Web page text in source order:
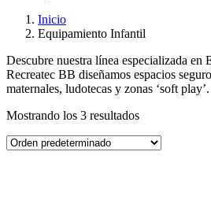
Inicio
Equipamiento Infantil
Descubre nuestra línea especializada
Recreatec BB diseñamos espacios
maternales, ludotecas y zonas ‘soft play’.
Mostrando los 3 resultados